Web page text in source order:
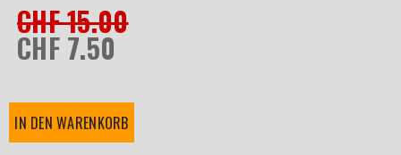
CHF 15.00
CHF 7.50
IN DEN WARENKORB